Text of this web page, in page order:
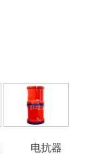
电抗器